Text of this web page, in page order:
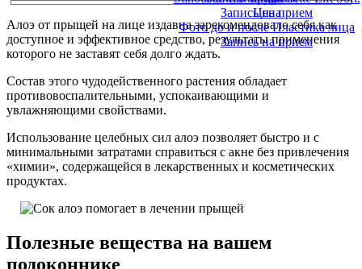
Цена
Фото до и после Пластика лица
Запись на прием
Запись на прием
Алоэ от прыщей на лице издавна зарекомендовало себя как
доступное и эффективное средство, результаты применения
которого не заставят себя долго ждать.
Состав этого чудодейственного растения обладает
противовоспалительными, успокаивающими и
увлажняющими свойствами.
Использование целебных сил алоэ позволяет быстро и с
минимальными затратами справиться с акне без привлечения
«химии», содержащейся в лекарственных и косметических
продуктах.
Полезные вещества на вашем
подоконнике